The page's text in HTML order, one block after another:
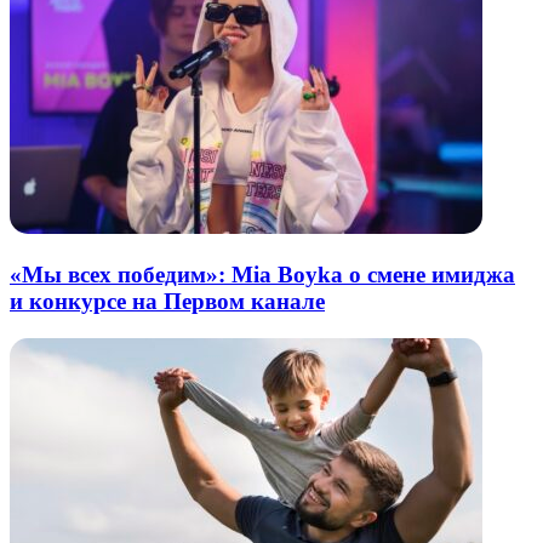
«Мы всех победим»: Mia Boyka о смене имиджа
и конкурсе на Первом канале